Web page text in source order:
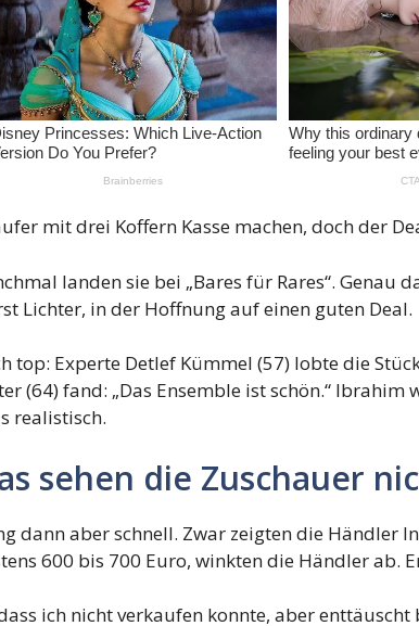
mit drei Koffern Kasse machen, doch der
landen sie bei „Bares für Rares“.
Lichter, in der Hoffnung auf einen guten Deal.
top: Experte Detlef Kümmel (57) lobte die
(64) fand: „Das Ensemble ist schön.“
realistisch.
sehen die Zuschauer
aber schnell. Zwar zeigten die Händler
600 bis 700 Euro, winkten die Händler ab.
ich nicht verkaufen konnte, aber